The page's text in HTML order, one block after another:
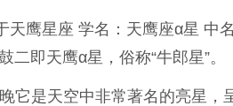
天鹰星座 学名：天鹰座α星
二即天鹰α星，俗称“牛郎星”。
它是天空中非常著名的亮星，